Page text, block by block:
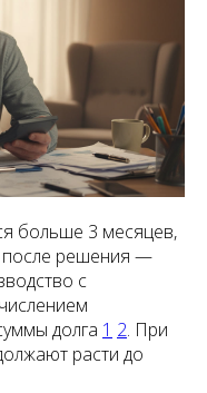
больше 3 месяцев,
после решения —
с
долга 1 2. При
расти до